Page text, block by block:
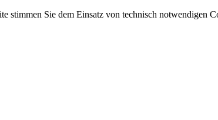
stimmen Sie dem Einsatz von technisch notwendigen